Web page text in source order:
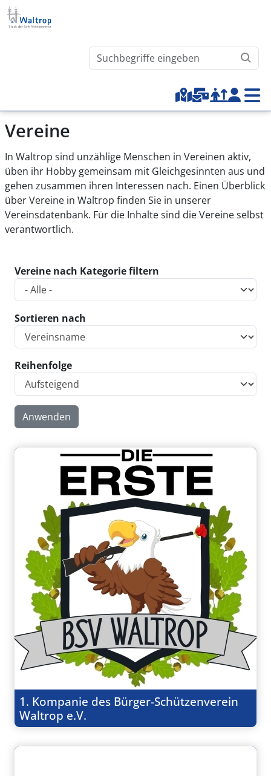
Direkt zum Inhalt
Waltrop.de durchsuchen
Top-Menu
Vereine
In Waltrop sind unzählige Menschen in Vereinen aktiv,
üben ihr Hobby gemeinsam mit Gleichgesinnten aus und
gehen zusammen ihren Interessen nach. Einen Überblick
über Vereine in Waltrop finden Sie in unserer
Vereinsdatenbank. Für die Inhalte sind die Vereine selbst
verantwortlich.
Vereine nach Kategorie filtern
Sortieren nach
Reihenfolge
1. Kompanie des Bürger-Schützenverein
Waltrop e.V.